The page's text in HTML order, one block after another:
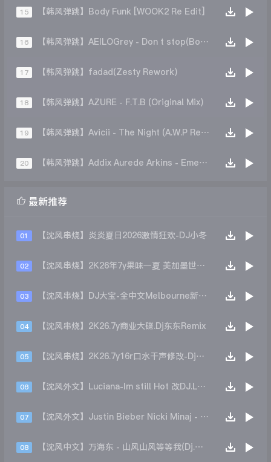
15 【韩风弹跳】Body Funk [WOOK2 Re Edit]
16 【韩风弹跳】AEILOGrey - Don t stop(Bootleg)
17 【韩风弹跳】fadad(Zesty Rework)
18 【韩风弹跳】AZURE - F.T.B (Original Mix)
19 【韩风弹跳】Avicii - The Night (A.W.P Remade)
20 【韩风弹跳】Addix Aurede Arkins - Emergency 2024
 最新推荐
01 【沈风串烧】炎炎夏日2026激情狂欢-DJ小冬
02 【沈风串烧】2K26年7y果味一夏 美加墨世界杯主题跳舞派对专辑 - Dj.阿帅
03 【沈风串烧】DJ大宝-全中文Melbourne新弹跳一飞冲天重低音上劲风暴MUSIC慢摇大碟
04 【沈风串烧】2K26.7y商业大碟.Dj东东Remix
05 【沈风串烧】2K26.7y16r口水干声修改-Dj东东Remix
06 【沈风外文】Luciana-Im still Hot 改DJ.LoZe
07 【沈风外文】Justin Bieber Nicki Minaj - Beauty And A Beat (DjHope小春 Extended Mix)
08 【沈风中文】万海东 - 山风山风等等我(Dj.阿洋 Extended Mix)